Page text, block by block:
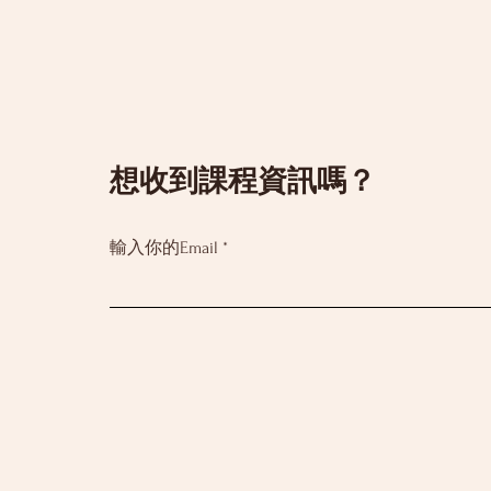
​想收到課程資訊嗎？
輸入你的Email